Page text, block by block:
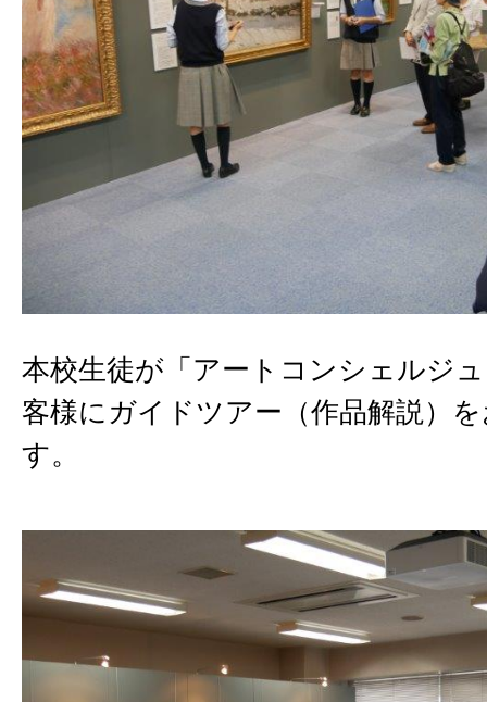
本校生徒が「アートコンシェルジ
客様にガイドツアー（作品解説）
す。